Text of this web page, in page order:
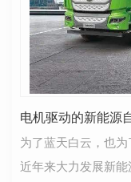
为了蓝天白云，也
近年来大力发展新